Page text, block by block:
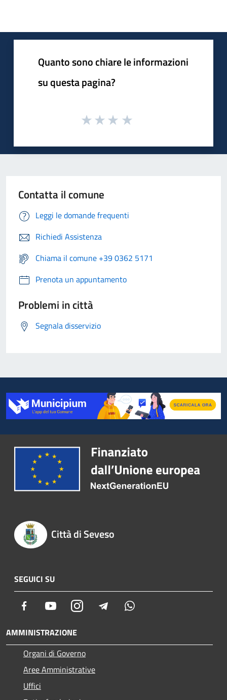
Quanto sono chiare le informazioni
su questa pagina?
Contatta il comune
Leggi le domande frequenti
Richiedi Assistenza
Chiama il comune +39 0362 5171
Prenota un appuntamento
Problemi in città
Segnala disservizio
Città di Seveso
SEGUICI SU
Facebook YoutubeInstagram Telegram
AMMINISTRAZIONE
Organi di Governo
Aree Amministrative
Uffici